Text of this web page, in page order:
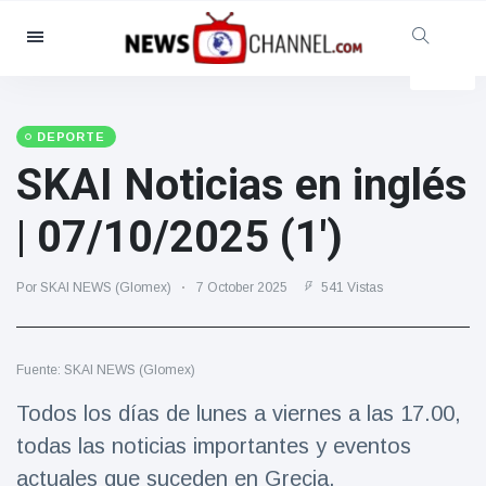
Categorías
Social y Diversión
Cine y TV
(81)
Celebridades
(13938)
Moda y Belleza
(122)
Estilo de vida y Docu-
entretenimiento
(121)
DEPORTE
SKAI Noticias en inglés
| 07/10/2025 (1')
Por SKAI NEWS (Glomex) 7 October 2025 541 Vistas
Fuente: SKAI NEWS (Glomex)
Todos los días de lunes a viernes a las 17.00,
todas las noticias importantes y eventos
actuales que suceden en Grecia.